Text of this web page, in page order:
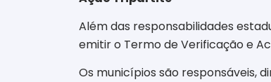
Além das responsabilidades
emitir o Termo de Verificação e
Os municípios são responsáveis,